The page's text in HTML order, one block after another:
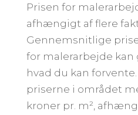
Prisen for
afhængigt af flere
Gennemsnitlige
for malerarbejde kan
hvad du kan
priserne i området
kroner pr. m²,